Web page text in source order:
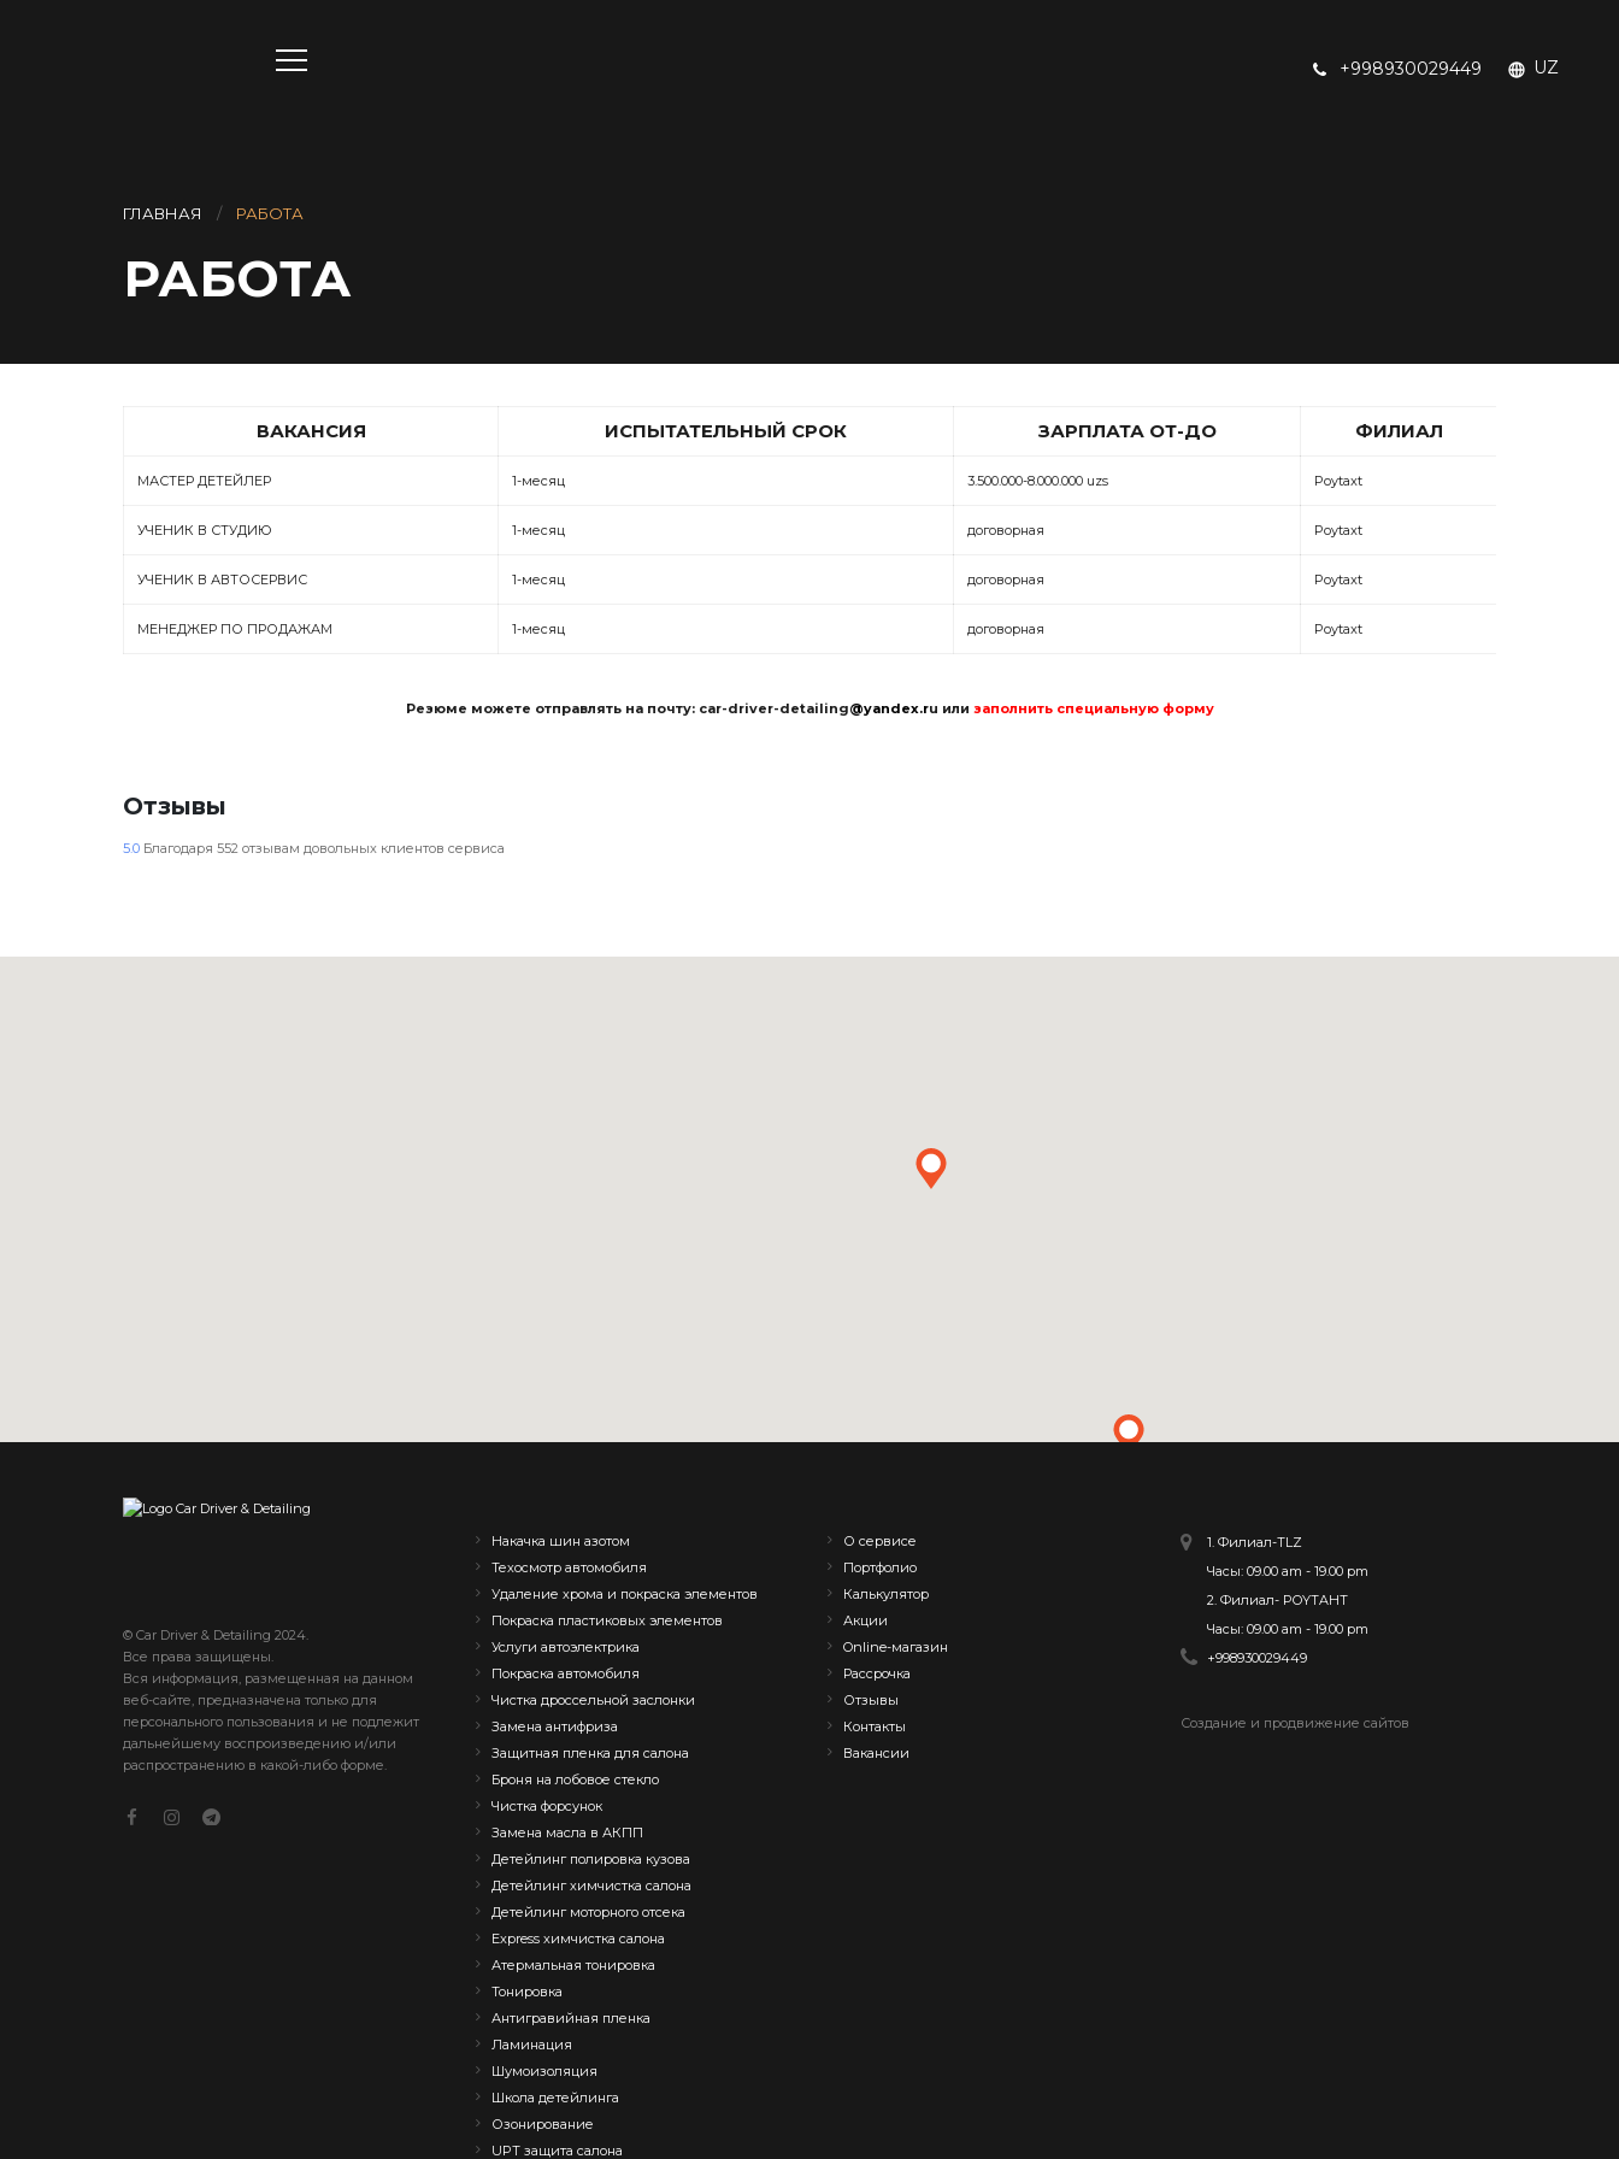
+998930029449 UZ
ГЛАВНАЯ РАБОТА
РАБОТА
ВАКАНСИЯ ИСПЫТАТЕЛЬНЫЙ СРОК ЗАРПЛАТА ОТ-ДО ФИЛИАЛ
МАСТЕР ДЕТЕЙЛЕР 1-месяц 3.500.000-8.000.000 uzs Poytaxt
УЧЕНИК В СТУДИЮ 1-месяц договорная Poytaxt
УЧЕНИК В АВТОСЕРВИС 1-месяц договорная Poytaxt
МЕНЕДЖЕР ПО ПРОДАЖАМ 1-месяц договорная Poytaxt
Резюме можете отправлять на почту: car-driver-detailing@yandex.ru или заполнить специальную форму
Отзывы
5.0 Благодаря 552 отзывам довольных клиентов сервиса
© Car Driver & Detailing 2024.
Все права защищены.
Вся информация, размещенная на данном
веб-сайте, предназначена только для
персонального пользования и не подлежит
дальнейшему воспроизведению и/или
распространению в какой-либо форме.
Накачка шин азотом
Техосмотр автомобиля
Удаление хрома и покраска элементов
Покраска пластиковых элементов
Услуги автоэлектрика
Покраска автомобиля
Чистка дроссельной заслонки
Замена антифриза
Защитная пленка для салона
Броня на лобовое стекло
Чистка форсунок
Замена масла в АКПП
Детейлинг полировка кузова
Детейлинг химчистка салона
Детейлинг моторного отсека
Express химчистка салона
Атермальная тонировка
Тонировка
Антигравийная пленка
Ламинация
Шумоизоляция
Школа детейлинга
Озонирование
UPT защита салона
О сервисе
Портфолио
Калькулятор
Акции
Online-магазин
Рассрочка
Отзывы
Контакты
Вакансии
1. Филиал-TLZ
Часы: 09.00 am - 19.00 pm
2. Филиал- POYTAHT
Часы: 09.00 am - 19.00 pm
+998930029449
Создание и продвижение сайтов